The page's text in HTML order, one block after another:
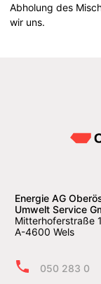
Abholung des
wir uns.
Energie AG
Umwelt Service
Mitterhoferstraße
A-4600 Wels
050 283 0